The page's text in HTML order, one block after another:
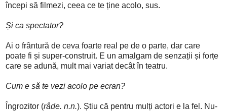
începi să filmezi, ceea ce te ține acolo, sus.
Și ca spectator?
Ai o frântură de ceva foarte real pe de o parte, dar care
poate fi și super-construit. E un amalgam de senzații și forțe
care se adună, mult mai variat decât în teatru.
Cum e să te vezi acolo pe ecran?
Îngrozitor (râde. n.n.). Știu că pentru mulți actori e la fel. Nu-